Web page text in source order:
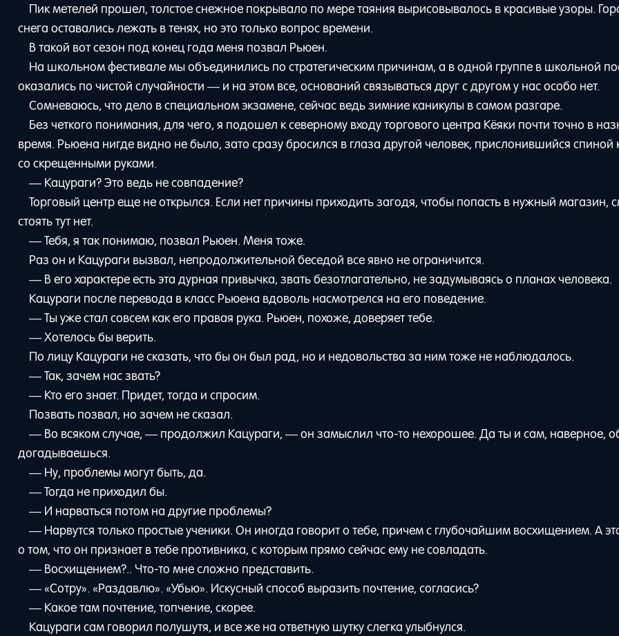
Пик метелей прошел, толстое снежное покрывало по мере таяния вырисовывалось в красивые узоры.
снега оставались лежать в тенях, но это только вопрос времени.
В такой вот сезон под конец года меня позвал Рьюен.
На школьном фестивале мы объединились по стратегическим причинам, а в одной группе в школьной
оказались по чистой случайности — и на этом все, оснований связываться друг с другом у нас особо нет.
Сомневаюсь, что дело в специальном экзамене, сейчас ведь зимние каникулы в самом разгаре.
Без четкого понимания, для чего, я подошел к северному входу торгового центра Кёяки почти точно в
время. Рьюена нигде видно не было, зато сразу бросился в глаза другой человек, прислонившийся спиной
со скрещенными руками.
— Кацураги? Это ведь не совпадение?
Торговый центр еще не открылся. Если нет причины приходить загодя, чтобы попасть в нужный магазин,
стоять тут нет.
— Тебя, я так понимаю, позвал Рьюен. Меня тоже.
Раз он и Кацураги вызвал, непродолжительной беседой все явно не ограничится.
— В его характере есть эта дурная привычка, звать безотлагательно, не задумываясь о планах человека.
Кацураги после перевода в класс Рьюена вдоволь насмотрелся на его поведение.
— Ты уже стал совсем как его правая рука. Рьюен, похоже, доверяет тебе.
— Хотелось бы верить.
По лицу Кацураги не сказать, что бы он был рад, но и недовольства за ним тоже не наблюдалось.
— Так, зачем нас звать?
— Кто его знает. Придет, тогда и спросим.
Позвать позвал, но зачем не сказал.
— Во всяком случае, — продолжил Кацураги, — он замыслил что-то нехорошее. Да ты и сам, наверное,
догадываешься.
— Ну, проблемы могут быть, да.
— Тогда не приходил бы.
— И нарваться потом на другие проблемы?
— Нарвутся только простые ученики. Он иногда говорит о тебе, причем с глубочайшим восхищением. А
о том, что он признает в тебе противника, с которым прямо сейчас ему не совладать.
— Восхищением?.. Что-то мне сложно представить.
— «Сотру». «Раздавлю». «Убью». Искусный способ выразить почтение, согласись?
— Какое там почтение, топчение, скорее.
Кацураги сам говорил полушутя, и все же на ответную шутку слегка улыбнулся.